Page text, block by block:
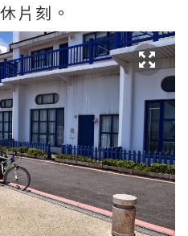
片刻。